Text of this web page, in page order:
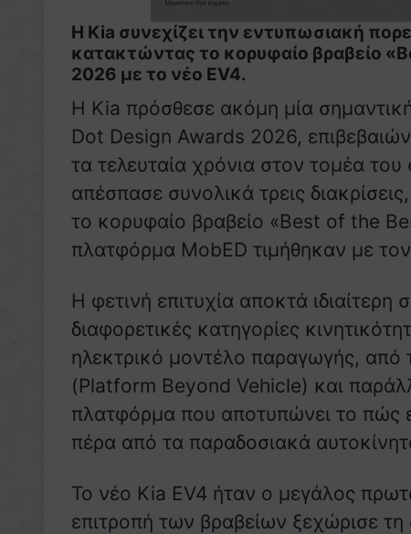
Η Kia συνεχίζει την εντυπωσιακή
κατακτώντας το κορυφαίο βραβείο
2026 με το νέο EV4.
Η Kia πρόσθεσε ακόμη μία
Dot Design Awards 2026,
τα τελευταία χρόνια στον τομέα
απέσπασε συνολικά τρεις
το κορυφαίο βραβείο «Best of the
πλατφόρμα MobED τιμήθηκαν με τον
Η φετινή επιτυχία αποκτά
διαφορετικές κατηγορίες
ηλεκτρικό μοντέλο παραγωγής, από
(Platform Beyond Vehicle) και
πλατφόρμα που αποτυπώνει το πώς
πέρα από τα παραδοσιακά
Το νέο Kia EV4 ήταν ο μεγάλος
επιτροπή των βραβείων ξεχώρισε τη